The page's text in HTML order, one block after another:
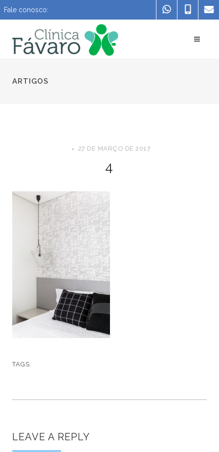
Fale conosco:
ARTIGOS
27 DE MARÇO DE 2017
4
TAGS:
LEAVE A REPLY